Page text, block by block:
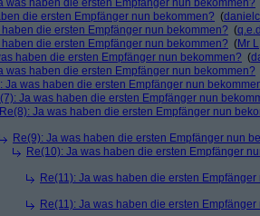
was haben die ersten Empfänger nun bekommen?
die ersten Empfänger nun bekommen? (
haben die ersten Empfänger nun bekommen? (
haben die ersten Empfänger nun bekommen? (Mr L
haben die ersten Empfänger nun bekommen? (
was haben die ersten Empfänger nun bekommen?
Ja was haben die ersten Empfänger nun
Ja was haben die ersten Empfänger nun
Re(8): Ja was haben die ersten Empfänger nun
Re(9): Ja was haben die ersten Empfänger nun
Re(10): Ja was haben die ersten Empfänger
Re(11): Ja was haben die ersten
Re(11): Ja was haben die ersten